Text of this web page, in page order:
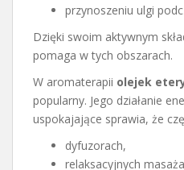
przynoszeniu ulgi
Dzięki swoim aktywnym
pomaga w tych obszarach.
W aromaterapii olejek
popularny. Jego działanie
uspokajające sprawia, że
dyfuzorach,
relaksacyjnych